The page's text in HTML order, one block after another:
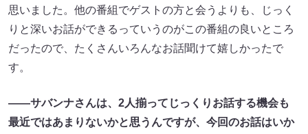
思いました。他の番組でゲストの方と会うよりも、じっく
りと深いお話ができるっていうのがこの番組の良いところ
だったので、たくさんいろんなお話聞けて嬉しかったで
す。
――サバンナさんは、2人揃ってじっくりお話する機会も
最近ではあまりないかと思うんですが、今回のお話はいか